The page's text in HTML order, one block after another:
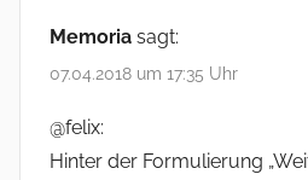
Memoria sagt:
07.04.2018 um 17:35 Uhr
@felix:
Hinter der Formulierung